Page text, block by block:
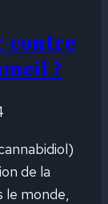
contre
?
de la
le monde,